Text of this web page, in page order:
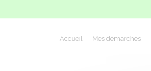
Accueil Mes démarches